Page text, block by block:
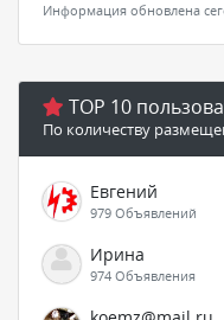
Информация обновлена
TOP 10
По количеству
Евгений
979 Объявлений
Ирина
974 Объявления